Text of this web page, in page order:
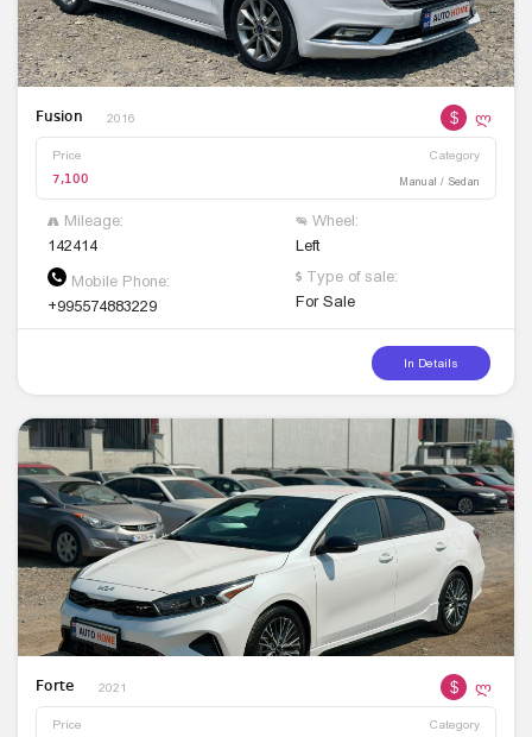
Fusion 2016 $ ლ
Price Category
7,100 Manual / Sedan
Mileage:
142414
Wheel:
Left
Mobile Phone:
+995574883229
Type of sale:
For Sale
In Details
Forte 2021 $ ლ
Price Category